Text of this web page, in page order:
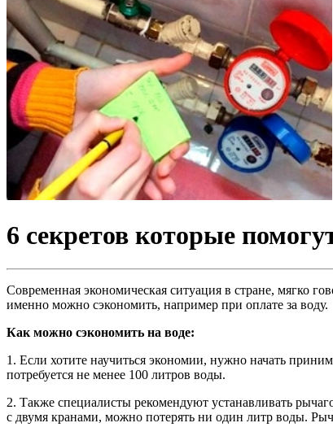
6 секретов которые
Современная экономическая ситуация в стране, мягко
именно можно сэкономить, например при оплате за воду.
Как можно сэкономить на воде:
1. Если хотите научиться экономии, нужно начать
потребуется не менее 100 литров воды.
2. Также специалисты рекомендуют устанавливать
с двумя кранами, можно потерять ни один литр воды.